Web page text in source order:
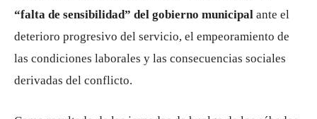
“falta de sensibilidad” del gobierno municipal ante el
deterioro progresivo del servicio, el empeoramiento de
las condiciones laborales y las consecuencias sociales
derivadas del conflicto.